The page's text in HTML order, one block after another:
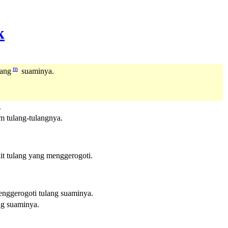
m suaminya.
tulang-tulangnya.
tulang yang menggerogoti.
tulang suaminya.
suaminya.